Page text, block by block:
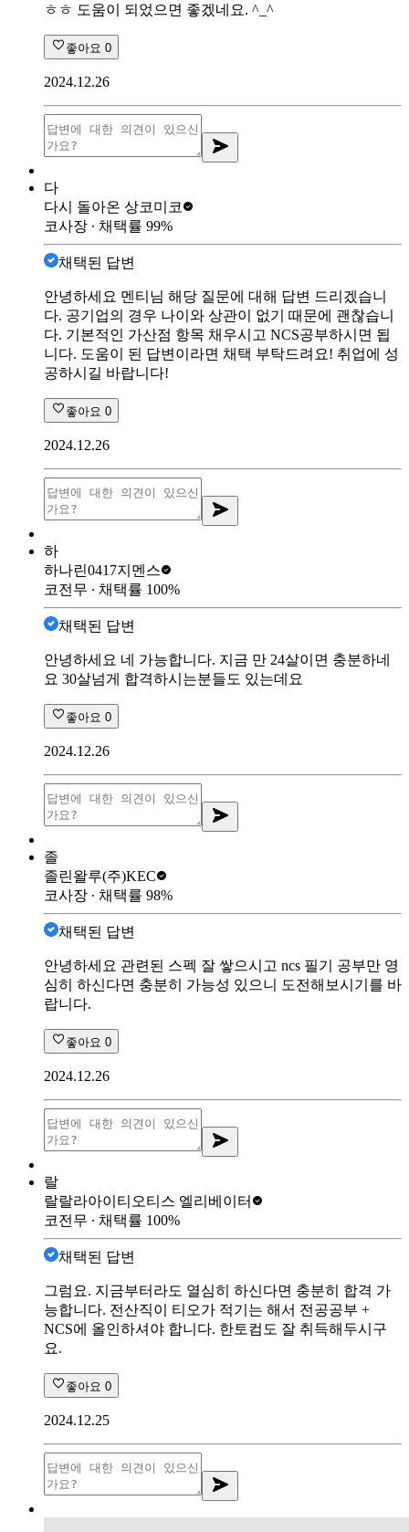
ㅎㅎ 도움이 되었으면 좋겠네요. ^_^
좋아요 0
2024.12.26
다
다시 돌아온 상코미코
코사장 ∙ 채택률 99%
채택된 답변
안녕하세요 멘티님 해당 질문에 대해 답변 드리겠습니
다. 공기업의 경우 나이와 상관이 없기 때문에 괜찮습니
다. 기본적인 가산점 항목 채우시고 NCS공부하시면 됩
니다. 도움이 된 답변이라면 채택 부탁드려요! 취업에 성
공하시길 바랍니다!
좋아요 0
2024.12.26
하
하나린0417지멘스
코전무 ∙ 채택률 100%
채택된 답변
안녕하세요 네 가능합니다. 지금 만 24살이면 충분하네
요 30살넘게 합격하시는분들도 있는데요
좋아요 0
2024.12.26
졸
졸린왈루(주)KEC
코사장 ∙ 채택률 98%
채택된 답변
안녕하세요 관련된 스펙 잘 쌓으시고 ncs 필기 공부만 영
심히 하신다면 충분히 가능성 있으니 도전해보시기를 바
랍니다.
좋아요 0
2024.12.26
랄
랄랄라아이티 오티스 엘리베이터
코전무 ∙ 채택률 100%
채택된 답변
그럼요. 지금부터라도 열심히 하신다면 충분히 합격 가
능합니다. 전산직이 티오가 적기는 해서 전공공부 +
NCS에 올인하셔야 합니다. 한토컴도 잘 취득해두시구
요.
좋아요 0
2024.12.25